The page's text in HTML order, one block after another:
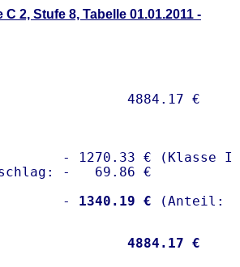
2, Stufe 8, Tabelle 01.01.2011 -
- 1270.33 € (Klasse I)
-   69.86 €
-
1340.19 €
Brutto: 4884.17 €